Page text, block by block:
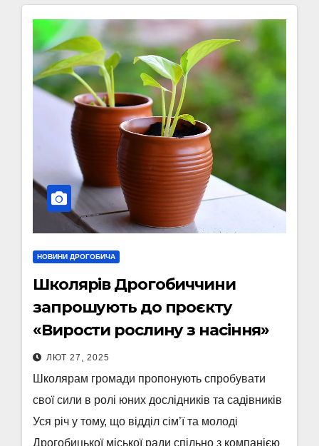
НОВИНИ ДРОГОБИЧА
Школярів Дрогобиччини
запрошують до проєкту
«Вирости рослину з насіння»
ЛЮТ 27, 2025
Школярам громади пропонують спробувати
свої сили в ролі юних дослідників та садівників
Уся річ у тому, що відділ сім’ї та молоді
Дрогобицької міської ради спільно з компанією